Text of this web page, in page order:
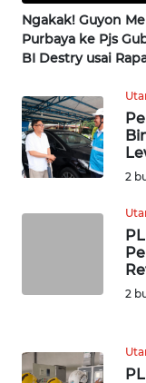
Ngakak! Guyon
Purbaya ke Pjs
BI Destry usai
2
2
NUSANTARA
WN
WN
JATIM
BALI